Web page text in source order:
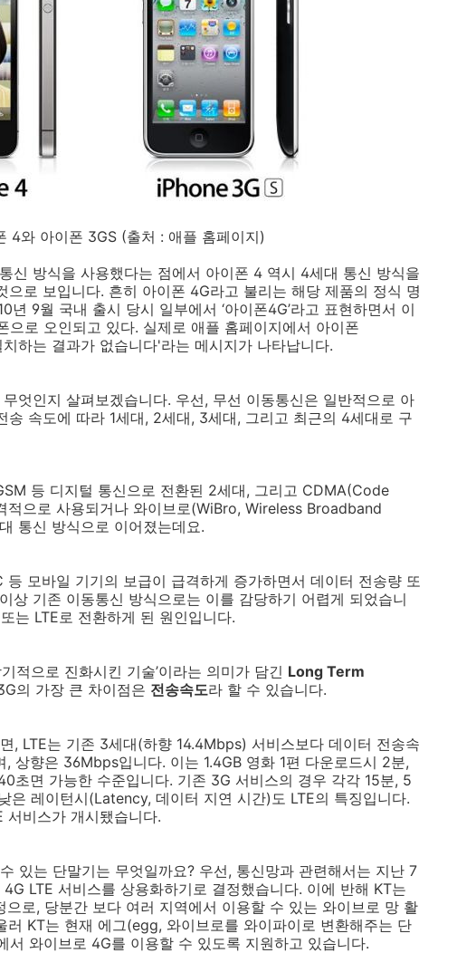
4와 아이폰 3GS (출처 : 애플 홈페이지)
신 방식을 사용했다는 점에서 아이폰 4 역시 4세대 통신 방식을
으로 보입니다. 흔히 아이폰 4G라고 불리는 해당 제품의 정식 명
년 9월 국내 출시 당시 일부에서 ‘아이폰4G’라고 표현하면서 이
으로 오인되고 있다. 실제로 애플 홈페이지에서 아이폰
하는 결과가 없습니다'라는 메시지가 나타납니다.
엇인지 살펴보겠습니다. 우선, 무선 이동통신은 일반적으로 아
송 속도에 따라 1세대, 2세대, 3세대, 그리고 최근의 4세대로 구
등 디지털 통신으로 전환된 2세대, 그리고 CDMA(Code
으로 사용되거나 와이브로(WiBro, Wireless Broadband
통신 방식으로 이어졌는데요.
등 모바일 기기의 보급이 급격하게 증가하면서 데이터 전송량 또
상 기존 이동통신 방식으로는 이를 감당하기 어렵게 되었습니
는 LTE로 전환하게 된 원인입니다.
적으로 진화시킨 기술’이라는 의미가 담긴 Long Term
의 가장 큰 차이점은 전송속도라 할 수 있습니다.
, LTE는 기존 3세대(하향 14.4Mbps) 서비스보다 데이터 전송속
상향은 36Mbps입니다. 이는 1.4GB 영화 1편 다운로드시 2분,
초면 가능한 수준입니다. 기존 3G 서비스의 경우 각각 15분, 5
은 레이턴시(Latency, 데이터 지연 시간)도 LTE의 특징입니다.
서비스가 개시됐습니다.
있는 단말기는 무엇일까요? 우선, 통신망과 관련해서는 지난 7
LTE 서비스를 상용화하기로 결정했습니다. 이에 반해 KT는
으로, 당분간 보다 여러 지역에서 이용할 수 있는 와이브로 망 활
러 KT는 현재 에그(egg, 와이브로를 와이파이로 변환해주는 단
서 와이브로 4G를 이용할 수 있도록 지원하고 있습니다.